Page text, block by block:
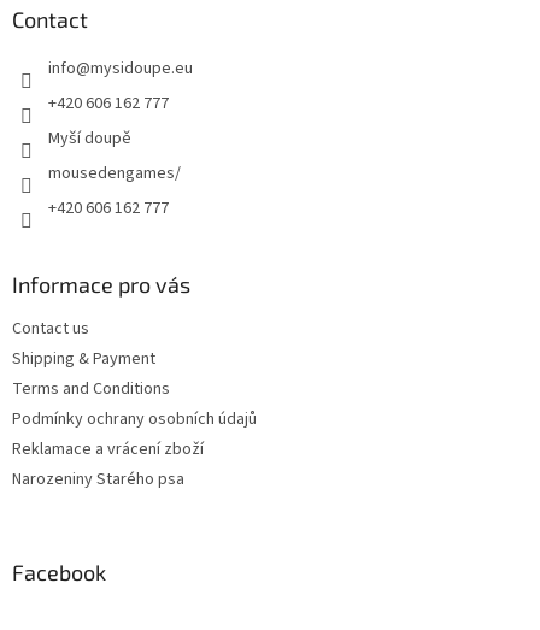
Contact
info@mysidoupe.eu
+420 606 162 777
Myší doupě
mousedengames/
+420 606 162 777
Informace pro vás
Contact us
Shipping & Payment
Terms and Conditions
Podmínky ochrany osobních údajů
Reklamace a vrácení zboží
Narozeniny Starého psa
Facebook